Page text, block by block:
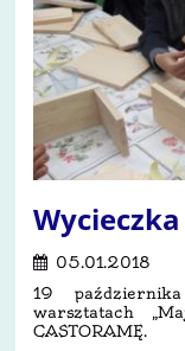
05.01.2018
19
warsztatach
CASTORAMĘ.